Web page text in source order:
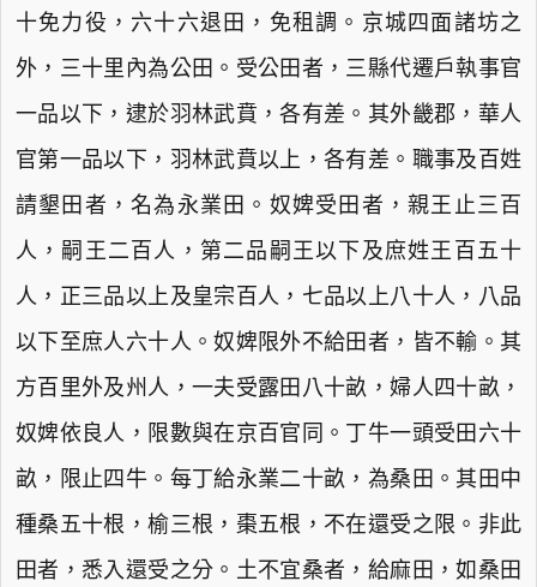
十免力役，六十六退田，免租調。京城四面諸坊之
外，三十里內為公田。受公田者，三縣代遷戶執事官
一品以下，逮於羽林武賁，各有差。其外畿郡，華人
官第一品以下，羽林武賁以上，各有差。職事及百姓
請墾田者，名為永業田。奴婢受田者，親王止三百
人，嗣王二百人，第二品嗣王以下及庶姓王百五十
人，正三品以上及皇宗百人，七品以上八十人，八品
以下至庶人六十人。奴婢限外不給田者，皆不輸。其
方百里外及州人，一夫受露田八十畝，婦人四十畝，
奴婢依良人，限數與在京百官同。丁牛一頭受田六十
畝，限止四牛。每丁給永業二十畝，為桑田。其田中
種桑五十根，榆三根，棗五根，不在還受之限。非此
田者，悉入還受之分。土不宜桑者，給麻田，如桑田